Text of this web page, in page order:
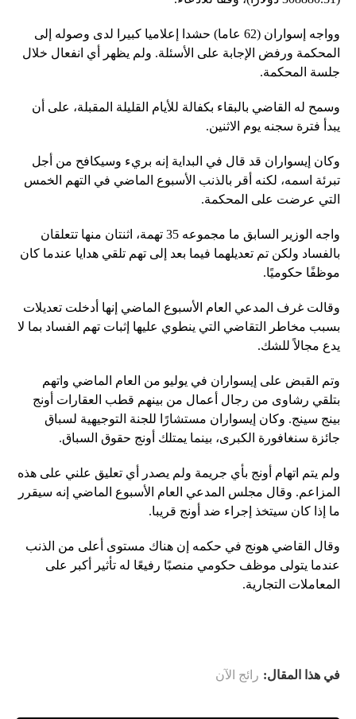
وواجه إسواران (62 عاما) حشدا إعلاميا كبيرا لدى وصوله إلى
المحكمة ورفض الإجابة على الأسئلة. ولم يظهر أي انفعال خلال
جلسة المحكمة.
وسمح له القاضي بالبقاء بكفالة للأيام القليلة المقبلة، على أن
يبدأ فترة سجنه يوم الاثنين.
وكان إيسواران قد قال في البداية إنه بريء وسيكافح من أجل
تبرئة اسمه، لكنه أقر بالذنب الأسبوع الماضي في التهم الخمس
التي عرضت على المحكمة.
واجه الوزير السابق ما مجموعه 35 تهمة، اثنتان منها تتعلقان
بالفساد ولكن تم تعديلهما فيما بعد إلى تهم تلقي هدايا عندما كان
موظفًا حكوميًا.
وقالت غرف المدعي العام الأسبوع الماضي إنها أدخلت تعديلات
بسبب مخاطر التقاضي التي ينطوي عليها إثبات تهم الفساد بما لا
يدع مجالاً للشك.
وتم القبض على إيسواران في يوليو من العام الماضي واتهم
بتلقي رشاوى من رجال أعمال من بينهم قطب العقارات أونج
بينج سينج. وكان إيسواران مستشارًا للجنة التوجيهية لسباق
جائزة سنغافورة الكبرى، بينما يمتلك أونج حقوق السباق.
ولم يتم اتهام أونج بأي جريمة ولم يصدر أي تعليق علني على هذه
المزاعم. وقال مجلس المدعي العام الأسبوع الماضي إنه سيقرر
ما إذا كان سيتخذ إجراء ضد أونج قريبا.
وقال القاضي هونج في حكمه إن هناك مستوى أعلى من الذنب
عندما يتولى موظف حكومي منصبًا رفيعًا له تأثير أكبر على
المعاملات التجارية.
في هذا المقال: رائج الآن